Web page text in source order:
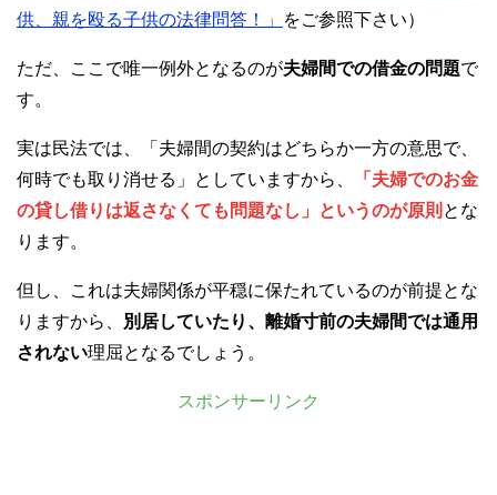
供、親を殴る子供の法律問答！」
をご参照下さい）
ただ、ここで唯一例外となるのが夫婦間での借金の問題で
す。
実は民法では、「夫婦間の契約はどちらか一方の意思で、
何時でも取り消せる」としていますから、
「夫婦でのお金
の貸し借りは返さなくても問題なし」というのが原則 とな
ります。
但し、これは夫婦関係が平穏に保たれているのが前提とな
りますから、
別居していたり、離婚寸前の夫婦間では通用
されない理屈となるでしょう。
スポンサーリンク